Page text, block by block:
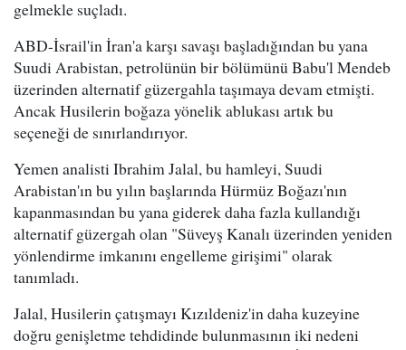
gelmekle suçladı.
ABD-İsrail'in İran'a karşı savaşı başladığından bu yana
Suudi Arabistan, petrolünün bir bölümünü Babu'l Mendeb
üzerinden alternatif güzergahla taşımaya devam etmişti.
Ancak Husilerin boğaza yönelik ablukası artık bu
seçeneği de sınırlandırıyor.
Yemen analisti Ibrahim Jalal, bu hamleyi, Suudi
Arabistan'ın bu yılın başlarında Hürmüz Boğazı'nın
kapanmasından bu yana giderek daha fazla kullandığı
alternatif güzergah olan "Süveyş Kanalı üzerinden yeniden
yönlendirme imkanını engelleme girişimi" olarak
tanımladı.
Jalal, Husilerin çatışmayı Kızıldeniz'in daha kuzeyine
doğru genişletme tehdidinde bulunmasının iki nedeni